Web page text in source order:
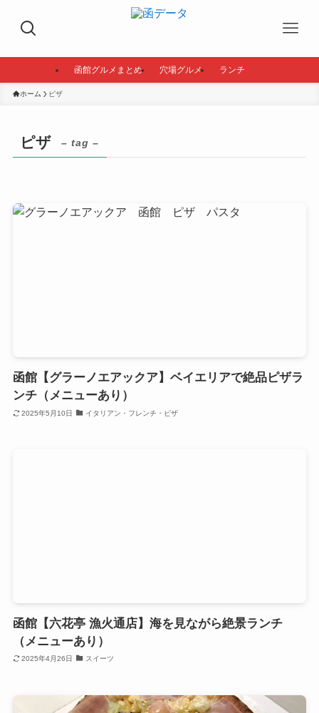
函館グルメまとめ 穴場グルメ ランチ
ホーム ピザ
ピザ – tag –
函館【グラーノエアックア】ベイエリアで絶品ピザラ
ンチ（メニューあり）
2025年5月10日 イタリアン・フレンチ・ピザ
函館【六花亭 漁火通店】海を見ながら絶景ランチ
（メニューあり）
2025年4月26日 スイーツ